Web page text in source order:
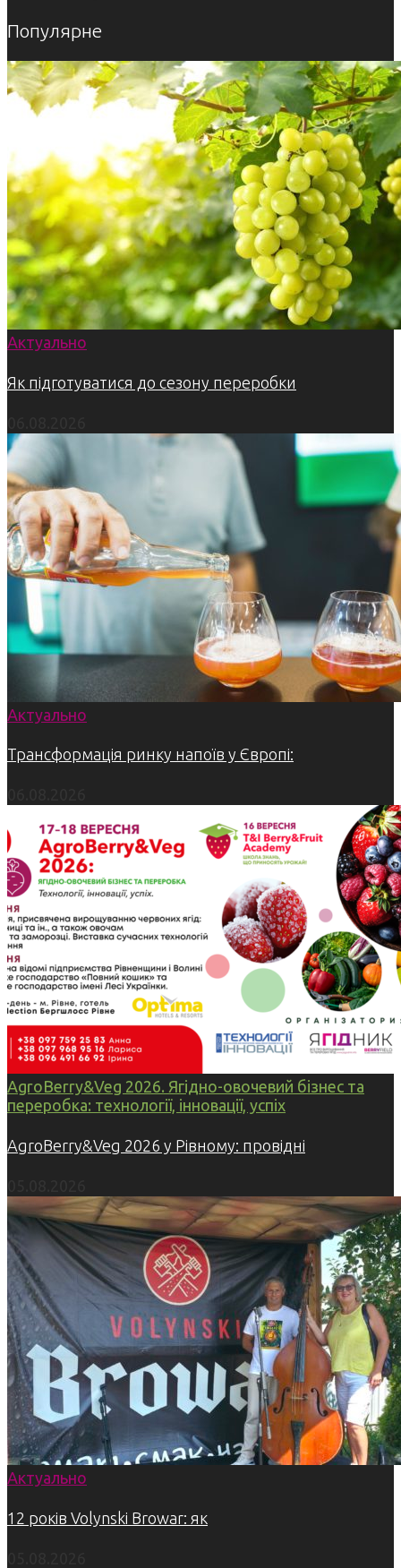
Популярне
Актуально
Як підготуватися до сезону переробки
Актуально
Трансформація ринку напоїв у Європі:
AgroBerry&Veg 2026. Ягідно-овочевий бізнес та
переробка: технології, інновації, успіх
AgroBerry&Veg 2026 у Рівному: провідні
Актуально
12 років Volynski Browar: як